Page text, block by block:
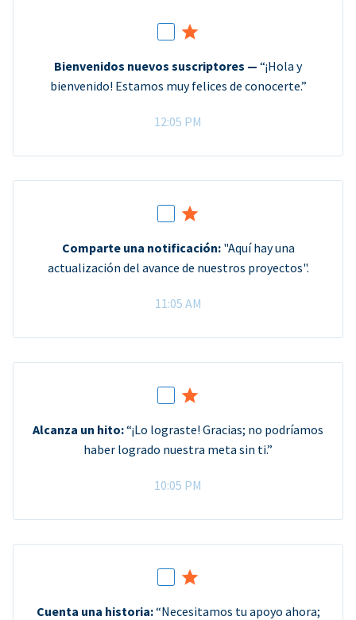
Bienvenidos nuevos suscriptores — “¡Hola y
bienvenido! Estamos muy felices de conocerte.”
12:05 PM
Comparte una notificación:"Aquí hay una
actualización del avance de nuestros proyectos".
11:05 AM
Alcanza un hito:“¡Lo lograste! Gracias; no podríamos
haber logrado nuestra meta sin ti.”
10:05 PM
Cuenta una historia:“Necesitamos tu apoyo ahora;